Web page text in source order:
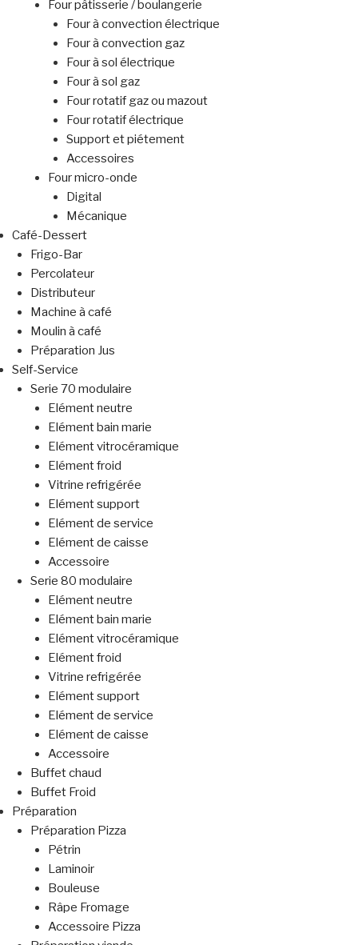
Four pâtisserie / boulangerie
Four à convection électrique
Four à convection gaz
Four à sol électrique
Four à sol gaz
Four rotatif gaz ou mazout
Four rotatif électrique
Support et piétement
Accessoires
Four micro-onde
Digital
Mécanique
Café-Dessert
Frigo-Bar
Percolateur
Distributeur
Machine à café
Moulin à café
Préparation Jus
Self-Service
Serie 70 modulaire
Elément neutre
Elément bain marie
Elément vitrocéramique
Elément froid
Vitrine refrigérée
Elément support
Elément de service
Elément de caisse
Accessoire
Serie 80 modulaire
Elément neutre
Elément bain marie
Elément vitrocéramique
Elément froid
Vitrine refrigérée
Elément support
Elément de service
Elément de caisse
Accessoire
Buffet chaud
Buffet Froid
Préparation
Préparation Pizza
Pétrin
Laminoir
Bouleuse
Râpe Fromage
Accessoire Pizza